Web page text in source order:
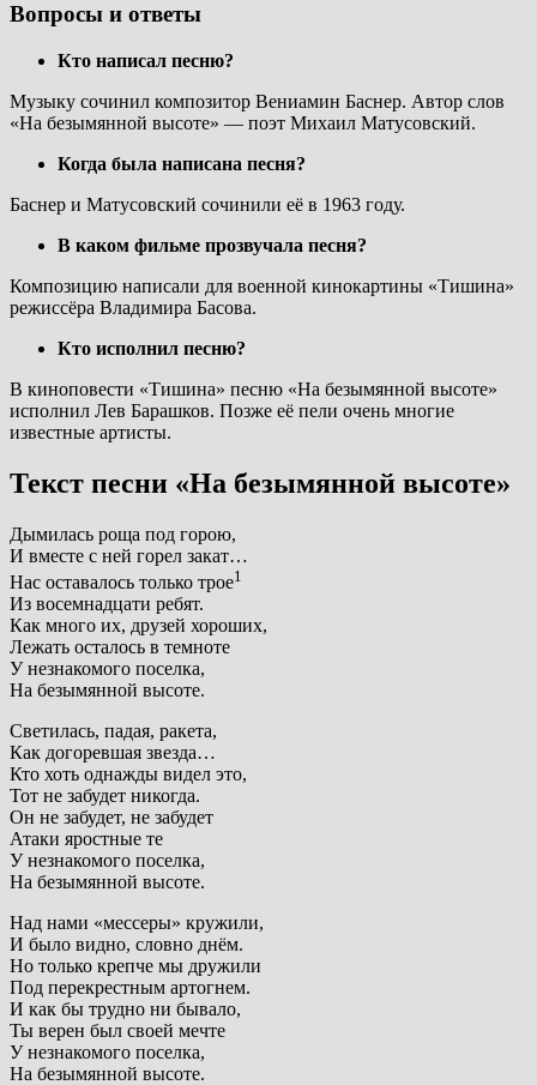
Вопросы и ответы
Кто написал песню?
Музыку сочинил композитор Вениамин Баснер. Автор слов
«На безымянной высоте» — поэт Михаил Матусовский.
Когда была написана песня?
Баснер и Матусовский сочинили её в 1963 году.
В каком фильме прозвучала песня?
Композицию написали для военной кинокартины «Тишина»
режиссёра Владимира Басова.
Кто исполнил песню?
В киноповести «Тишина» песню «На безымянной высоте»
исполнил Лев Барашков. Позже её пели очень многие
известные артисты.
Текст песни «На безымянной высоте»
Дымилась роща под горою,
И вместе с ней горел закат…
Нас оставалось только трое1
Из восемнадцати ребят.
Как много их, друзей хороших,
Лежать осталось в темноте
У незнакомого поселка,
На безымянной высоте.
Светилась, падая, ракета,
Как догоревшая звезда…
Кто хоть однажды видел это,
Тот не забудет никогда.
Он не забудет, не забудет
Атаки яростные те
У незнакомого поселка,
На безымянной высоте.
Над нами «мессеры» кружили,
И было видно, словно днём.
Но только крепче мы дружили
Под перекрестным артогнем.
И как бы трудно ни бывало,
Ты верен был своей мечте
У незнакомого поселка,
На безымянной высоте.